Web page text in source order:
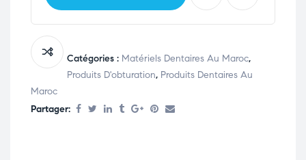
Catégories : Matériels Dentaires Au Maroc,
Produits D'obturation, Produits Dentaires Au
Maroc
Partager: